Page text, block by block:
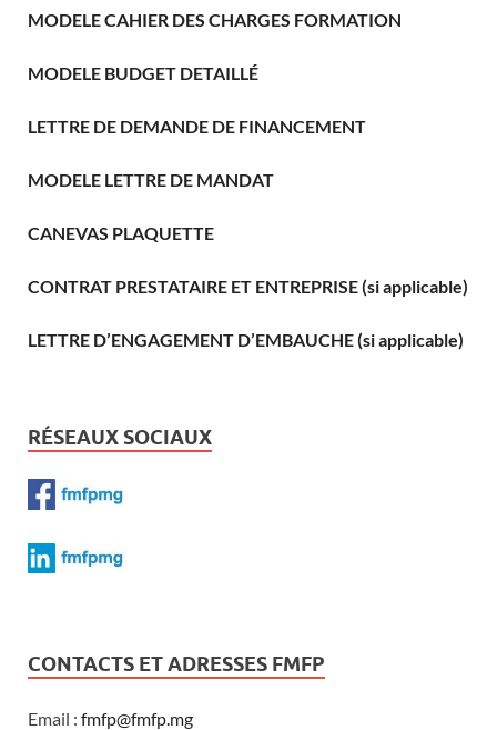
MODELE CAHIER DES CHARGES FORMATION
MODELE BUDGET DETAILLÉ
LETTRE DE DEMANDE DE FINANCEMENT
MODELE LETTRE DE MANDAT
CANEVAS PLAQUETTE
CONTRAT PRESTATAIRE ET ENTREPRISE (si applicable)
LETTRE D’ENGAGEMENT D’EMBAUCHE (si applicable)
RÉSEAUX SOCIAUX
CONTACTS ET ADRESSES FMFP
Email : fmfp@fmfp.mg